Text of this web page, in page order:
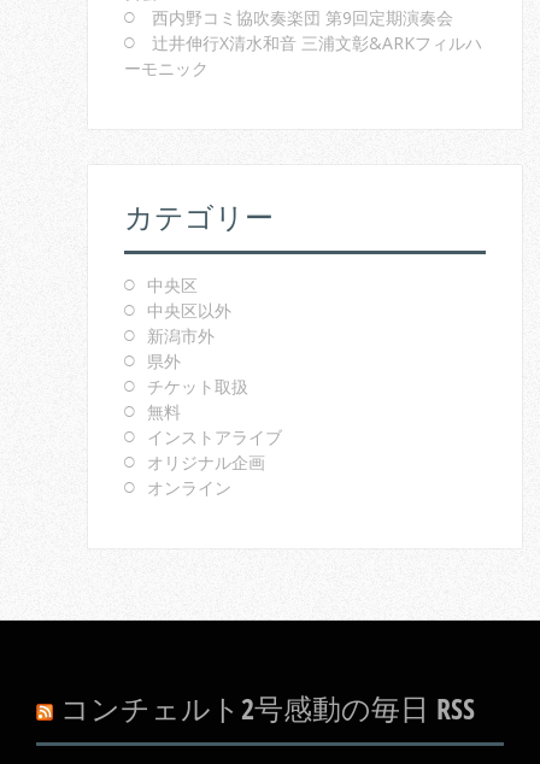
西内野コミ協吹奏楽団 第9回定期演奏会
辻井伸行X清水和音 三浦文彰&ARKフィルハ
ーモニック
カテゴリー
中央区
中央区以外
新潟市外
県外
チケット取扱
無料
インストアライブ
オリジナル企画
オンライン
コンチェルト2号感動の毎日 RSS